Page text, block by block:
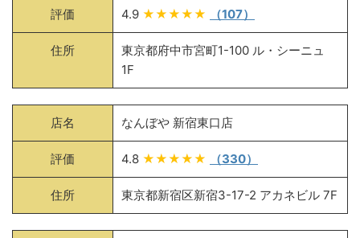
評価 4.9 ★★★★★ （107）
住所
東京都府中市宮町1-100 ル・シーニュ
1F
店名 なんぼや 新宿東口店
評価 4.8 ★★★★★ （330）
住所 東京都新宿区新宿3-17-2 アカネビル 7F